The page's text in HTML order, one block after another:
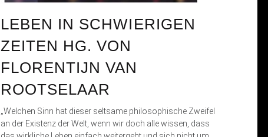
LEBEN IN SCHWIERIGEN
ZEITEN HG. VON
FLORENTIJN VAN
ROOTSELAAR
„Welchen Sinn hat dieser seltsame philosophische Zweifel
an der Existenz der Welt, wenn wir doch alle wissen, dass